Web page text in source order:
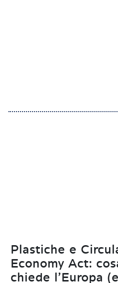
Plastiche e
Economy Act:
chiede l’Europa (e